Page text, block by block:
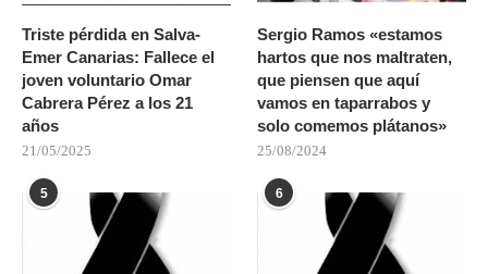
Triste pérdida en Salva-
Emer Canarias: Fallece el
joven voluntario Omar
Cabrera Pérez a los 21
años
21/05/2025
Sergio Ramos «estamos
hartos que nos maltraten,
que piensen que aquí
vamos en taparrabos y
solo comemos plátanos»
25/08/2024
5 6